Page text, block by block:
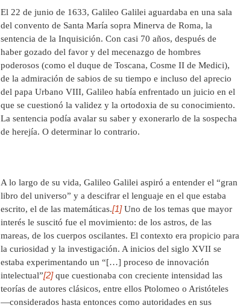
El 22 de junio de 1633, Galileo Galilei aguardaba en una sala
del convento de Santa María sopra Minerva de Roma, la
sentencia de la Inquisición. Con casi 70 años, después de
haber gozado del favor y del mecenazgo de hombres
poderosos (como el duque de Toscana, Cosme II de Medici),
de la admiración de sabios de su tiempo e incluso del aprecio
del papa Urbano VIII, Galileo había enfrentado un juicio en el
que se cuestionó la validez y la ortodoxia de su conocimiento.
La sentencia podía avalar su saber y exonerarlo de la sospecha
de herejía. O determinar lo contrario.
A lo largo de su vida, Galileo Galilei aspiró a entender el “gran
libro del universo” y a descifrar el lenguaje en el que estaba
escrito, el de las matemáticas.[1]Uno de los temas que mayor
interés le suscitó fue el movimiento: de los astros, de las
mareas, de los cuerpos oscilantes. El contexto era propicio para
la curiosidad y la investigación. A inicios del siglo XVII se
estaba experimentando un “[…] proceso de innovación
intelectual”[2]que cuestionaba con creciente intensidad las
teorías de autores clásicos, entre ellos Ptolomeo o Aristóteles
—considerados hasta entonces como autoridades en sus